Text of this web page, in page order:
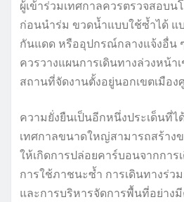
ผู้เข้าร่วมเทศกาลควรตรวจสอบน
ก่อนนำร่ม ขวดน้ำแบบใช้ซ้ำได้ แ
กันแดด หรืออุปกรณ์กลางแจ้งอื่น
ควรวางแผนการเดินทางล่วงหน้า
สถานที่จัดงานตั้งอยู่นอกเขตเมือง
ความยั่งยืนเป็นอีกหนึ่งประเด็นที่
เทศกาลขนาดใหญ่สามารถสร้าง
ให้เกิดการปล่อยคาร์บอนจากการ
การใช้ภาชนะซ้ำ การเดินทางร่ว
และการบริหารจัดการพื้นที่อย่าง